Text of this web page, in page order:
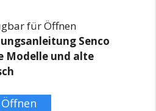
für Öffnen
Senco
Modelle und alte
Öffnen